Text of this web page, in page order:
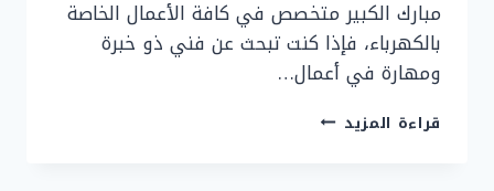
مبارك الكبير متخصص في كافة الأعمال الخاصة
بالكهرباء، فإذا كنت تبحث عن فني ذو خبرة
ومهارة في أعمال…
قراءة المزيد رقم